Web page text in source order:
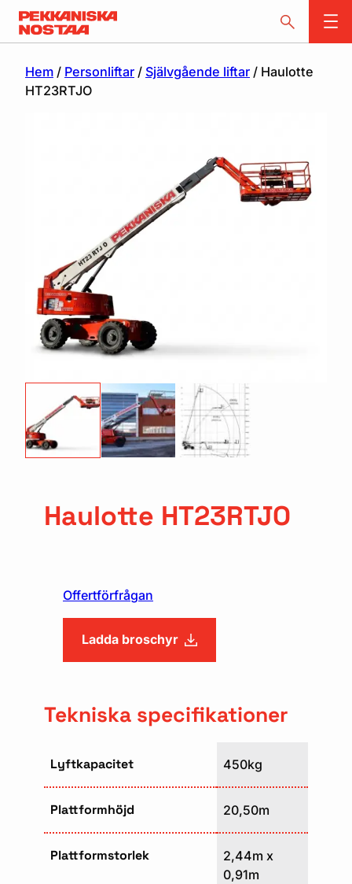
Hem / Personliftar / Självgående liftar / Haulotte
HT23RTJO
Haulotte HT23RTJO
Offertförfrågan
Ladda broschyr
Tekniska specifikationer
Lyftkapacitet 450kg
Plattformhöjd 20,50m
Plattformstorlek
2,44m x
0,91m